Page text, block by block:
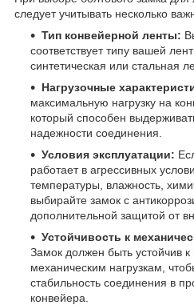
следует учитывать несколько
Тип конвейерной ленты:
соответствует типу вашей
синтетическая или стальная
Нагрузочные
максимальную нагрузку на
который способен
надежности соединения.
Условия эксплуатации:
работает в агрессивных
температуры, влажность,
выбирайте замок с
дополнительной защитой от
Устойчивость к
Замок должен быть устойчив
механическим нагрузкам,
стабильность соединения в
конвейера.